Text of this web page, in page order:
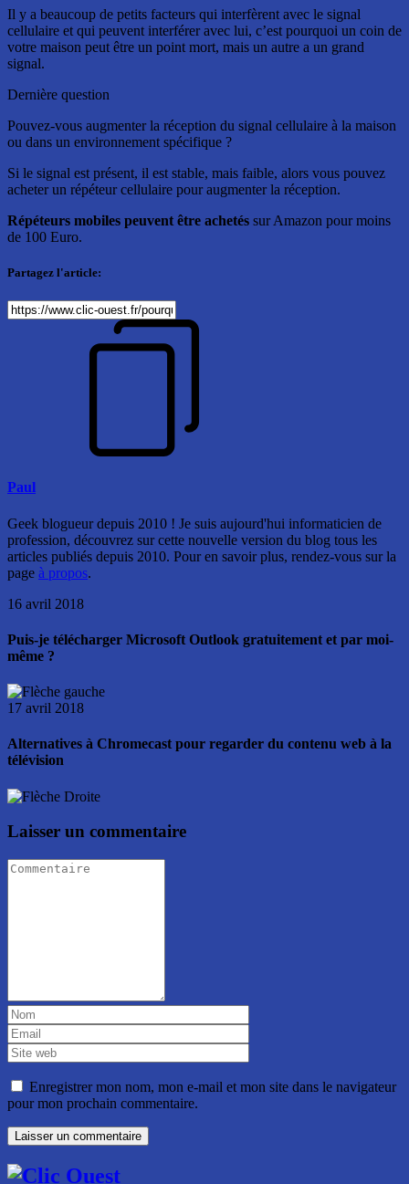
Il y a beaucoup de petits facteurs qui interfèrent avec le signal
cellulaire et qui peuvent interférer avec lui, c’est pourquoi un coin de
votre maison peut être un point mort, mais un autre a un grand
signal.
Dernière question
Pouvez-vous augmenter la réception du signal cellulaire à la maison
ou dans un environnement spécifique ?
Si le signal est présent, il est stable, mais faible, alors vous pouvez
acheter un répéteur cellulaire pour augmenter la réception.
Répéteurs mobiles peuvent être achetés sur Amazon pour moins
de 100 Euro.
Partagez l'article:
Paul
Geek blogueur depuis 2010 ! Je suis aujourd'hui informaticien de
profession, découvrez sur cette nouvelle version du blog tous les
articles publiés depuis 2010. Pour en savoir plus, rendez-vous sur la
page à propos.
16 avril 2018
Puis-je télécharger Microsoft Outlook gratuitement et par moi-
même ?
17 avril 2018
Alternatives à Chromecast pour regarder du contenu web à la
télévision
Laisser un commentaire
Enregistrer mon nom, mon e-mail et mon site dans le navigateur
pour mon prochain commentaire.